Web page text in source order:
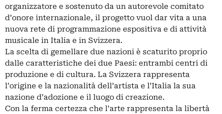
organizzatore e sostenuto da un autorevole comitato
d’onore internazionale, il progetto vuol dar vita a una
nuova rete di programmazione espositiva e di attività
musicale in Italia e in Svizzera.
La scelta di gemellare due nazioni è scaturito proprio
dalle caratteristiche dei due Paesi: entrambi centri di
produzione e di cultura. La Svizzera rappresenta
l’origine e la nazionalità dell’artista e l’Italia la sua
nazione d’adozione e il luogo di creazione.
Con la ferma certezza che l’arte rappresenta la libertà